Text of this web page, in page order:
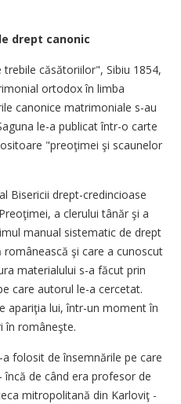
drept canonic
căsătoriilor", Sibiu 1854,
ortodox în limba
canonice matrimoniale s-au
le-a publicat într-o carte
"preoţimei şi scaunelor
Bisericii drept-credincioase
a clerului tânăr şi a
manual sistematic de drept
şi care a cunoscut
materialului s-a făcut prin
care autorul le-a cercetat.
apariţia lui, într-un moment în
în româneşte.
folosit de însemnările pe care
de când era profesor de
mitropolitană din Karloviţ -